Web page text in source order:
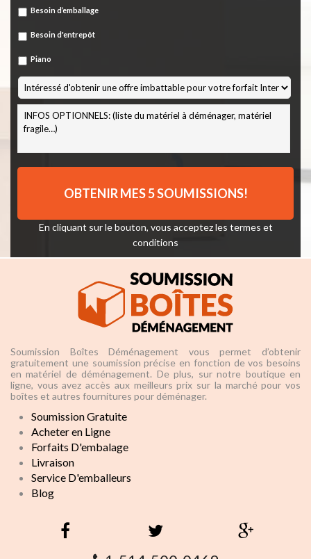
AAAA
Besoin d’emballage
Besoin d'entrepôt
Piano
En cliquant sur le bouton, vous acceptez les termes et
conditions
Soumission Boîtes Déménagement vous permet d’obtenir
gratuitement une soumission précise en fonction de vos besoins
en matériel de déménagement. De plus, sur notre boutique en
ligne, vous avez accès aux meilleurs prix sur la marché pour vos
boîtes et autres fournitures pour déménager.
Soumission Gratuite
Acheter en Ligne
Forfaits D'embalage
Livraison
Service D'emballeurs
Blog